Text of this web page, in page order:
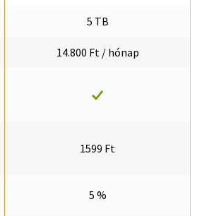
5 TB
14.800 Ft / hónap
1599 Ft
5 %